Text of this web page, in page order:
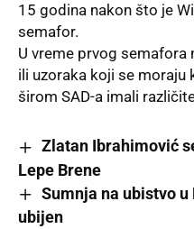
15 godina nakon što je
semafor.
U vreme prvog
ili uzoraka koji se
širom SAD-a imali
Zlatan Ibrahimović
Lepe Brene
Sumnja na ubistvo
ubijen